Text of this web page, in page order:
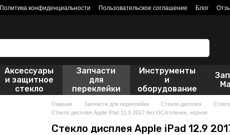
Политика конфиденциальности Пользовательское соглашение Блог
Аксессуары
и защитное
стекло
Запчасти
для
переклейки
Инструменты
и
оборудование
Главная Запчасти для переклейки Стекло дисплея
Стекло дисплея Apple iPad 12.9 2017 без OCA пленки, черное
Стекло дисплея Apple iPad 12.9